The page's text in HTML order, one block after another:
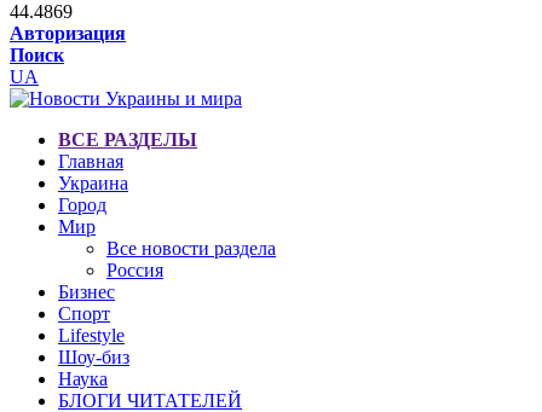
44.4869
Авторизация
Поиск
UA
ВСЕ РАЗДЕЛЫ
Главная
Украина
Город
Мир
Все новости раздела
Россия
Бизнес
Спорт
Lifestyle
Шоу-биз
Наука
БЛОГИ ЧИТАТЕЛЕЙ